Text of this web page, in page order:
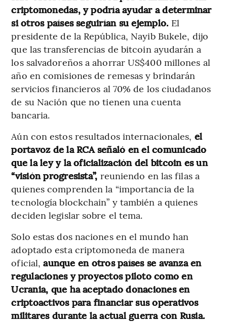
criptomonedas, y podría ayudar a determinar
si otros países seguirían su ejemplo. El
presidente de la República, Nayib Bukele, dijo
que las transferencias de bitcoin ayudarán a
los salvadoreños a ahorrar US$400 millones al
año en comisiones de remesas y brindarán
servicios financieros al 70% de los ciudadanos
de su Nación que no tienen una cuenta
bancaria.
Aún con estos resultados internacionales, el
portavoz de la RCA señaló en el comunicado
que la ley y la oficialización del bitcoin es un
“visión progresista”, reuniendo en las filas a
quienes comprenden la “importancia de la
tecnología blockchain” y también a quienes
deciden legislar sobre el tema.
Solo estas dos naciones en el mundo han
adoptado esta criptomoneda de manera
oficial,aunque en otros países se avanza en
regulaciones y proyectos piloto como en
Ucrania, que ha aceptado donaciones en
criptoactivos para financiar sus operativos
militares durante la actual guerra con Rusia.